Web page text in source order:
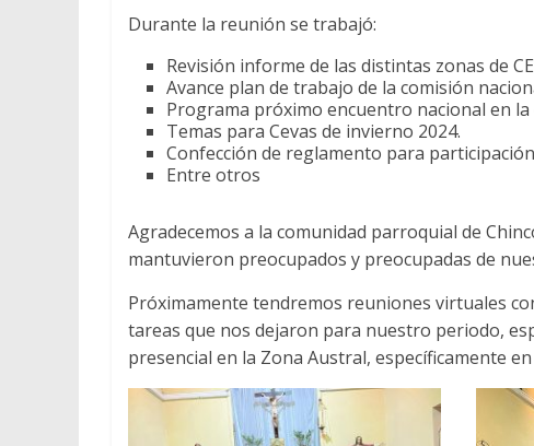
Durante la reunión se trabajó:
Revisión informe de las distintas zonas de
Avance plan de trabajo de la comisión
Programa próximo encuentro nacional en
Temas para Cevas de invierno 2024.
Confección de reglamento para
Entre otros
Agradecemos a la comunidad parroquial de
mantuvieron preocupados y preocupadas de
Próximamente tendremos reuniones virtuales
tareas que nos dejaron para nuestro periodo,
presencial en la Zona Austral, específicamente